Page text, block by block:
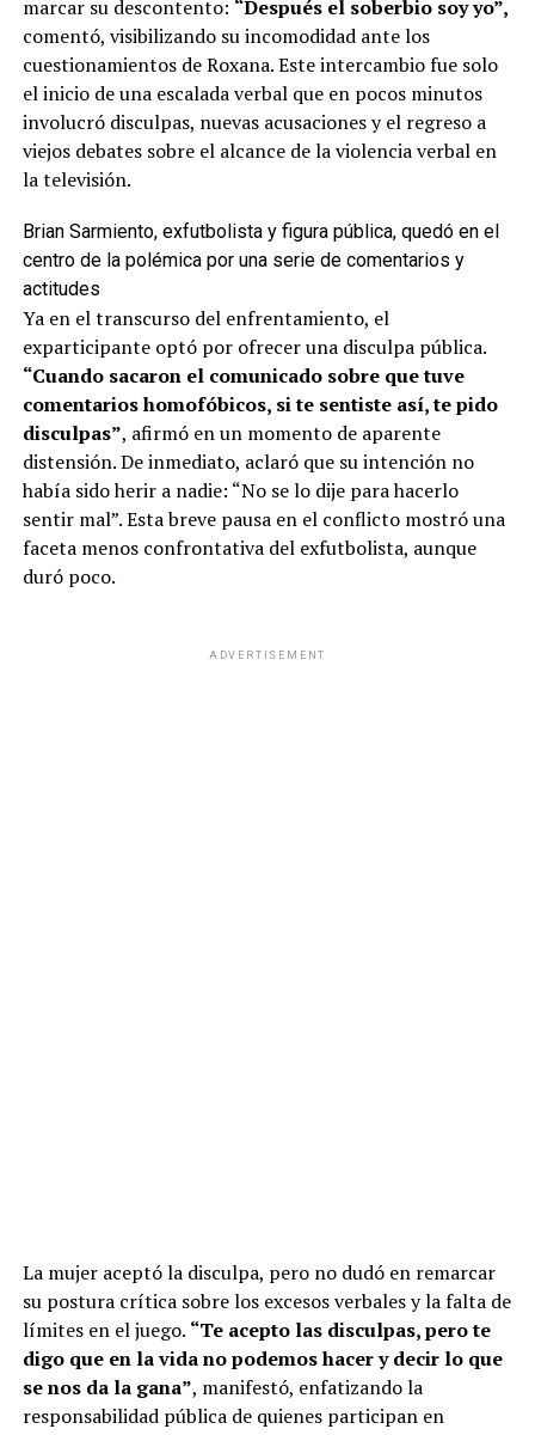
marcar su descontento: “Después el soberbio soy yo”,
comentó, visibilizando su incomodidad ante los
cuestionamientos de Roxana. Este intercambio fue solo
el inicio de una escalada verbal que en pocos minutos
involucró disculpas, nuevas acusaciones y el regreso a
viejos debates sobre el alcance de la violencia verbal en
la televisión.
Brian Sarmiento, exfutbolista y figura pública, quedó en el
centro de la polémica por una serie de comentarios y
actitudes
Ya en el transcurso del enfrentamiento, el
exparticipante optó por ofrecer una disculpa pública.
“Cuando sacaron el comunicado sobre que tuve
comentarios homofóbicos, si te sentiste así, te pido
disculpas”, afirmó en un momento de aparente
distensión. De inmediato, aclaró que su intención no
había sido herir a nadie: “No se lo dije para hacerlo
sentir mal”. Esta breve pausa en el conflicto mostró una
faceta menos confrontativa del exfutbolista, aunque
duró poco.
ADVERTISEMENT
La mujer aceptó la disculpa, pero no dudó en remarcar
su postura crítica sobre los excesos verbales y la falta de
límites en el juego. “Te acepto las disculpas, pero te
digo que en la vida no podemos hacer y decir lo que
se nos da la gana”, manifestó, enfatizando la
responsabilidad pública de quienes participan en